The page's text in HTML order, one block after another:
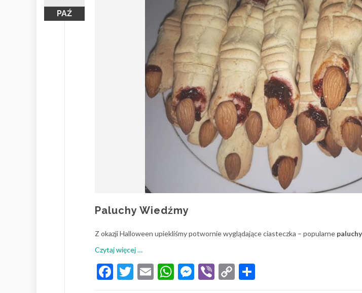
PAŹ
Paluchy Wiedźmy
Z okazji Halloween upiekliśmy potwornie wyglądające ciasteczka – popularne
Czytaj więcej
Wiedźmy
…
Facebook
Twitter
EmailWhatsApp
Messenger
Viber
Copy